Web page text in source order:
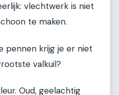
vlechtwerk is niet
te maken.
pennen krijg je er niet
valkuil?
Oud, geelachtig